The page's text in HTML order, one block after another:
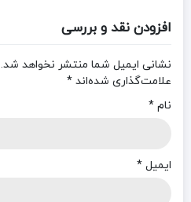
افزودن نقد و بررسی
نشانی ایمیل شما منتشر نخواهد شد.
علامت‌گذاری شده‌اند *
نام *
ایمیل *